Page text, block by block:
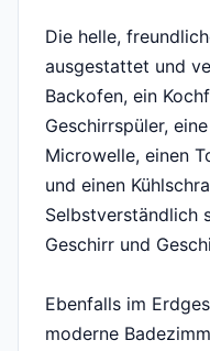
Die helle,
ausgestattet und
Backofen, ein
Geschirrspüler,
Microwelle, einen
und einen
Selbstverständlich
Geschirr und
Ebenfalls im
moderne